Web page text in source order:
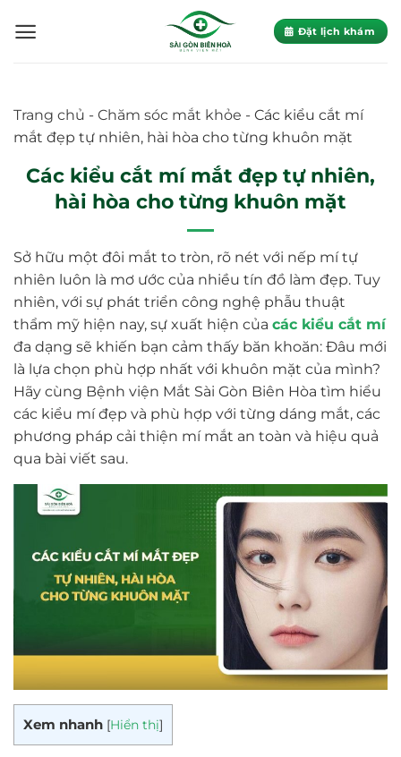
Đặt lịch khám
Trang chủ - Chăm sóc mắt khỏe - Các kiểu cắt mí
mắt đẹp tự nhiên, hài hòa cho từng khuôn mặt
Các kiểu cắt mí mắt đẹp tự nhiên,
hài hòa cho từng khuôn mặt
Sở hữu một đôi mắt to tròn, rõ nét với nếp mí tự
nhiên luôn là mơ ước của nhiều tín đồ làm đẹp. Tuy
nhiên, với sự phát triển công nghệ phẫu thuật
thẩm mỹ hiện nay, sự xuất hiện của các kiểu cắt mí
đa dạng sẽ khiến bạn cảm thấy băn khoăn: Đâu mới
là lựa chọn phù hợp nhất với khuôn mặt của mình?
Hãy cùng Bệnh viện Mắt Sài Gòn Biên Hòa tìm hiểu
các kiểu mí đẹp và phù hợp với từng dáng mắt, các
phương pháp cải thiện mí mắt an toàn và hiệu quả
qua bài viết sau.
Xem nhanh [Hiển thị]